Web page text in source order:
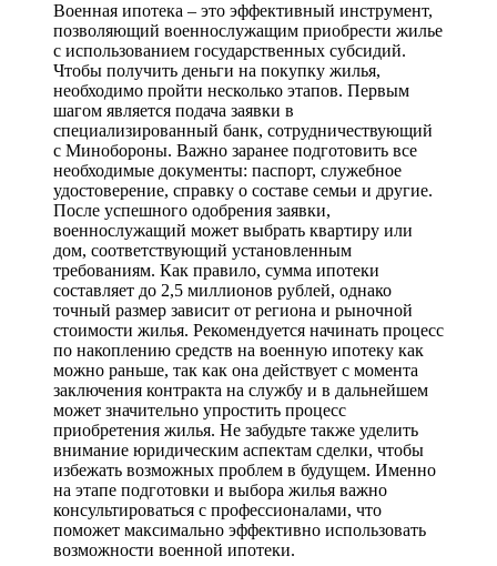
Военная ипотека – это эффективный инструмент,
позволяющий военнослужащим приобрести жилье
с использованием государственных субсидий.
Чтобы получить деньги на покупку жилья,
необходимо пройти несколько этапов. Первым
шагом является подача заявки в
специализированный банк, сотрудничествующий
с Минобороны. Важно заранее подготовить все
необходимые документы: паспорт, служебное
удостоверение, справку о составе семьи и другие.
После успешного одобрения заявки,
военнослужащий может выбрать квартиру или
дом, соответствующий установленным
требованиям. Как правило, сумма ипотеки
составляет до 2,5 миллионов рублей, однако
точный размер зависит от региона и рыночной
стоимости жилья. Рекомендуется начинать процесс
по накоплению средств на военную ипотеку как
можно раньше, так как она действует с момента
заключения контракта на службу и в дальнейшем
может значительно упростить процесс
приобретения жилья. Не забудьте также уделить
внимание юридическим аспектам сделки, чтобы
избежать возможных проблем в будущем. Именно
на этапе подготовки и выбора жилья важно
консультироваться с профессионалами, что
поможет максимально эффективно использовать
возможности военной ипотеки.